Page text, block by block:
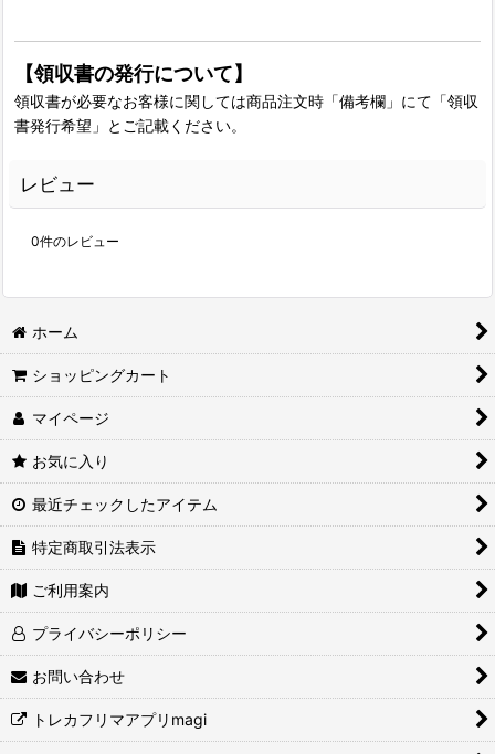
【領収書の発行について】
領収書が必要なお客様に関しては商品注文時「備考欄」にて「領収
書発行希望」とご記載ください。
レビュー
0件のレビュー
ホーム
ショッピングカート
マイページ
お気に入り
最近チェックしたアイテム
特定商取引法表示
ご利用案内
プライバシーポリシー
お問い合わせ
トレカフリマアプリmagi